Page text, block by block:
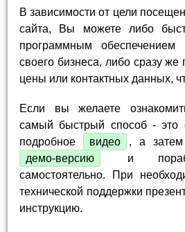
В зависимости от цели
сайта, Вы можете либо
программным обеспечением
своего бизнеса, либо сразу же
цены или контактных данных,
Если вы желаете
самый быстрый способ - это
подробное
видео
, а затем
демо-версию
и
самостоятельно. При
технической поддержки
инструкцию.